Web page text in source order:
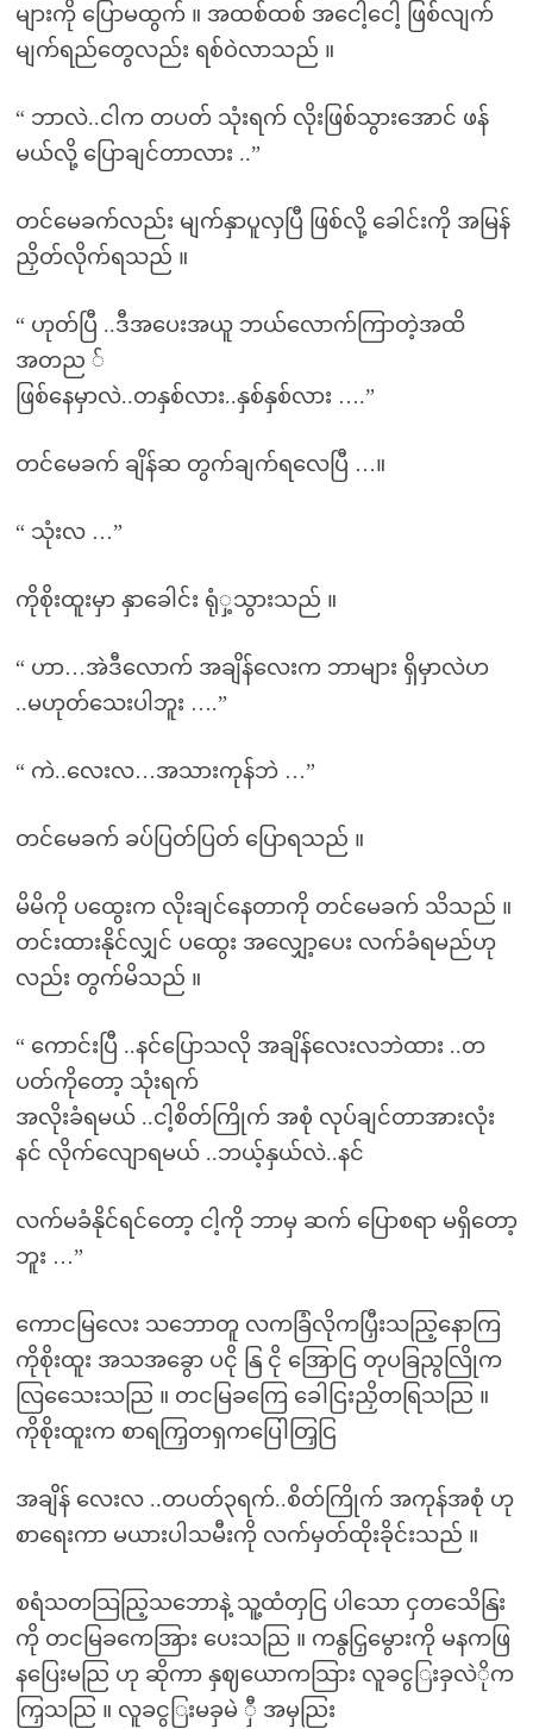
များကို ပြောမထွက် ။ အထစ်ထစ် အငေါ့ငေါ့ ဖြစ်လျက်
မျက်ရည်တွေလည်း ရစ်ဝဲလာသည် ။
“ ဘာလဲ..ငါက တပတ် သုံးရက် လိုးဖြစ်သွားအောင် ဖန်
မယ်လို့ ပြောချင်တာလား ..”
တင်မေခက်လည်း မျက်နှာပူလှပြီ ဖြစ်လို့ ခေါင်းကို အမြန်
ညှိတ်လိုက်ရသည် ။
“ ဟုတ်ပြီ ..ဒီအပေးအယူ ဘယ်လောက်ကြာတဲ့အထိ
အတည ်
ဖြစ်နေမှာလဲ..တနှစ်လား..နှစ်နှစ်လား ….”
တင်မေခက် ချိန်ဆ တွက်ချက်ရလေပြီ …။
“ သုံးလ …”
ကိုစိုးထူးမှာ နှာခေါင်း ရုံှ့သွားသည် ။
“ ဟာ…အဲဒီလောက် အချိန်လေးက ဘာများ ရှိမှာလဲဟ
..မဟုတ်သေးပါဘူး ….”
“ ကဲ..လေးလ…အသားကုန်ဘဲ …”
တင်မေခက် ခပ်ပြတ်ပြတ် ပြောရသည် ။
မိမိကို ပထွေးက လိုးချင်နေတာကို တင်မေခက် သိသည် ။
တင်းထားနိုင်လျှင် ပထွေး အလျှော့ပေး လက်ခံရမည်ဟု
လည်း တွက်မိသည် ။
“ ကောင်းပြီ ..နင်ပြောသလို အချိန်လေးလဘဲထား ..တ
ပတ်ကိုတော့ သုံးရက်
အလိုးခံရမယ် ..ငါ့စိတ်ကြိုက် အစုံ လုပ်ချင်တာအားလုံး
နင် လိုက်လျောရမယ် ..ဘယ့်နှယ်လဲ..နင်
လက်မခံနိုင်ရင်တော့ ငါ့ကို ဘာမှ ဆက် ပြောစရာ မရှိတော့
ဘူး …”
ကောငမြလေး သဘောတူ လကခြံလိုကပြှီးသညြ့နောကြ
ကိုစိုးထူး အသအခွော ပငို နြ ငို အြောငြ တုပခြညွလြိုက
လြသေေးသညြ ။ တငမြခကြေ ခေါငြးညှိတရြသညြ ။
ကိုစိုးထူးက စာရကြှတရှကပြေါတြှငြ
အချိန် လေးလ ..တပတ်၃ရက်..စိတ်ကြိုက် အကုန်အစုံ ဟု
စာရေးကာ မယားပါသမီးကို လက်မှတ်ထိုးခိုင်းသည် ။
စရံသတသြညြ့သဘောနဲ့ သူ့ထံတှငြ ပါသော ငှတသေိနြး
ကို တငမြခကေအြား ပေးသညြ ။ ကနွငြှမွေားကို မနကဖြ
နပြေးမညြ ဟု ဆိုကာ နှဈယောကသြား လူခငွြးခှလဲိုက
ကြှသညြ ။ လူခငွြးမခှမဲ ှီ အမှညြး